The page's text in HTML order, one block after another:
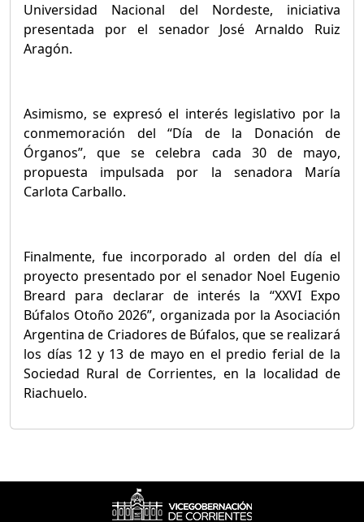
Universidad Nacional del Nordeste, iniciativa
presentada por el senador José Arnaldo Ruiz
Aragón.
Asimismo, se expresó el interés legislativo por la
conmemoración del “Día de la Donación de
Órganos”, que se celebra cada 30 de mayo,
propuesta impulsada por la senadora María
Carlota Carballo.
Finalmente, fue incorporado al orden del día el
proyecto presentado por el senador Noel Eugenio
Breard para declarar de interés la “XXVI Expo
Búfalos Otoño 2026”, organizada por la Asociación
Argentina de Criadores de Búfalos, que se realizará
los días 12 y 13 de mayo en el predio ferial de la
Sociedad Rural de Corrientes, en la localidad de
Riachuelo.